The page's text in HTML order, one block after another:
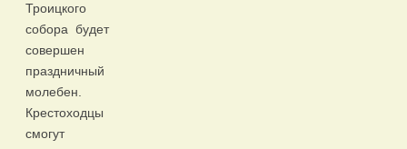
Троицкого
собора будет
совершен
праздничный
молебен.
Крестоходцы
смогут